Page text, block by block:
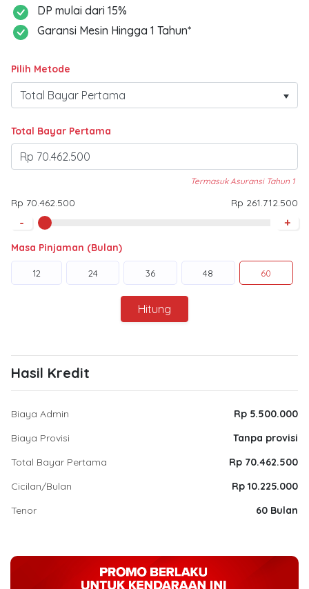
DP mulai dari 15%
Garansi Mesin Hingga 1 Tahun*
Pilih Metode
Total Bayar Pertama
Termasuk Asuransi Tahun 1
Rp 70.462.500 Rp 261.712.500
- +
Masa Pinjaman (Bulan)
12 24 36 48 60
Hitung
Hasil Kredit
Biaya Admin
Rp 5.500.000
Biaya Provisi
Tanpa provisi
Total Bayar Pertama
Rp 70.462.500
Cicilan/Bulan
Rp 10.225.000
Tenor
60 Bulan